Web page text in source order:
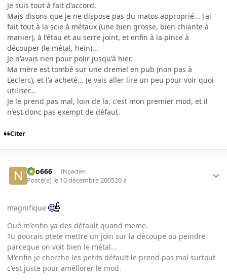
Je suis tout à fait d'accord.
Mais disons que je ne dispose pas du matos approprié... J'ai
fait tout à la scie à métaux (une bien grosse, bien chiante à
manier), à l'étau et au serre joint, et enfin à la pince à
découper (le métal, hein)...
Je n'avais rien pour polir jusqu'à hier.
Ma mère est tombé sur une dremel en pub (non pas à
Leclerc), et l'a acheté... Je vais aller lire un peu pour voir quoi
utiliser...
Je le prend pas mal, loin de la, c'est mon premier mod, et il
n'est donc pas exempt de défaut.
Citer
neo666 INpactien
Posté(e) le 10 décembre 200520 a
magnifique
Oué m'enfin ya des défault quand meme.
Tu pourais ptete mettre un join sur la découpe ou peindre
parceque on voit bien le métal...
M'enfin je cherche les petits défault le prend pas mal surtout
c'est juste pour améliorer le mod.